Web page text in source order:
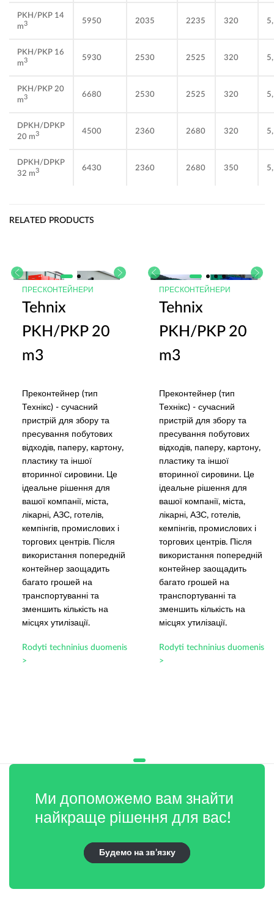
PKH/PKP 14
m3 5950 2035 2235 320
PKH/PKP 16
m3 5930 2530 2525 320
PKH/PKP 20
m3 6680 2530 2525 320
DPKH/DPKP
20 m3 4500 2360 2680 320
DPKH/DPKP
32 m3 6430 2360 2680 350
RELATED PRODUCTS
ПРЕСКОНТЕЙНЕРИ
Tehnix
PKH/PKP 20
m3
Преконтейнер (тип
Технікс) - сучасний
пристрій для збору та
пресування побутових
відходів, паперу, картону,
пластику та іншої
вторинної сировини. Це
ідеальне рішення для
вашої компанії, міста,
лікарні, АЗС, готелів,
кемпінгів, промислових і
торгових центрів. Після
використання попередній
контейнер заощадить
багато грошей на
транспортуванні та
зменшить кількість на
місцях утилізації.
Rodyti techninius duomenis
>
ПРЕСКОНТЕЙНЕРИ
Tehnix
PKH/PKP 20
m3
Преконтейнер (тип
Технікс) - сучасний
пристрій для збору та
пресування побутових
відходів, паперу, картону,
пластику та іншої
вторинної сировини. Це
ідеальне рішення для
вашої компанії, міста,
лікарні, АЗС, готелів,
кемпінгів, промислових і
торгових центрів. Після
використання попередній
контейнер заощадить
багато грошей на
транспортуванні та
зменшить кількість на
місцях утилізації.
Rodyti techninius duomenis
>
Ми допоможемо вам знайти
найкраще рішення для вас!
Будемо на зв’язку